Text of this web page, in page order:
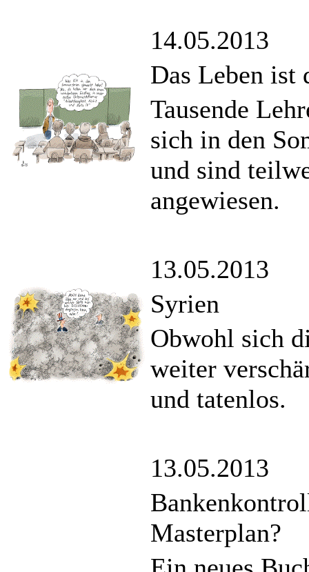
14.05.2013
Das Leben ist
Tausende
sich in den
und sind
angewiesen.
13.05.2013
Syrien
Obwohl sich
weiter
und tatenlos.
13.05.2013
Masterplan?